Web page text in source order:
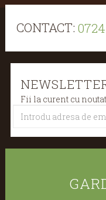
CONTACT:
Fii la curent cu